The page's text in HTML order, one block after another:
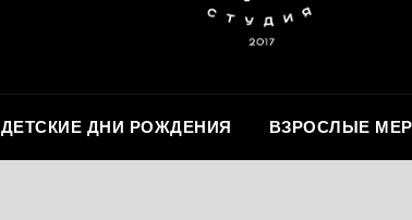
ДЕТСКИЕ ДНИ РОЖДЕНИЯ ВЗРОСЛЫЕ